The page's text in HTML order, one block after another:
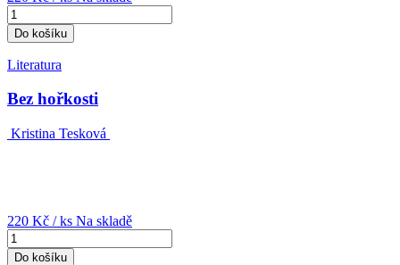
Do košíku
Literatura
Bez hořkosti
Kristina Tesková
220 Kč / ks Na skladě
Do košíku